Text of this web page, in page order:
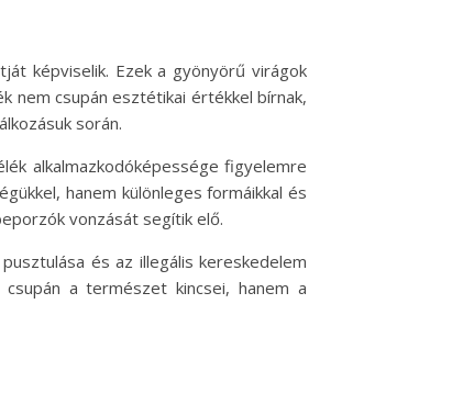
képviselik. Ezek a gyönyörű virágok
nem csupán esztétikai értékkel bírnak,
során.
alkalmazkodóképessége figyelemre
hanem különleges formáikkal és
vonzását segítik elő.
és az illegális kereskedelem
a természet kincsei, hanem a